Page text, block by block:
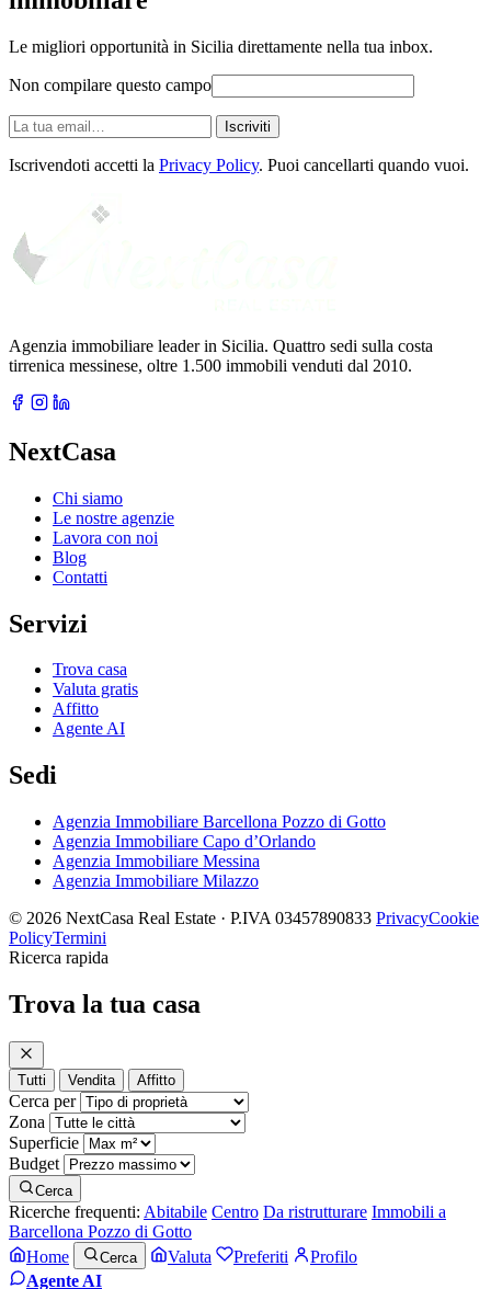
Le migliori opportunità in Sicilia direttamente nella tua inbox.
Non compilare questo campo
La
tua
email
Iscriviti
Iscrivendoti accetti la Privacy Policy. Puoi cancellarti quando vuoi.
Agenzia immobiliare leader in Sicilia. Quattro sedi sulla costa
tirrenica messinese, oltre 1.500 immobili venduti dal 2010.
NextCasa
Chi siamo
Le nostre agenzie
Lavora con noi
Blog
Contatti
Servizi
Trova casa
Valuta gratis
Affitto
Agente AI
Sedi
Agenzia Immobiliare Barcellona Pozzo di Gotto
Agenzia Immobiliare Capo d’Orlando
Agenzia Immobiliare Messina
Agenzia Immobiliare Milazzo
© 2026 NextCasa Real Estate · P.IVA 03457890833 PrivacyCookie
PolicyTermini
Ricerca rapida
Trova la tua casa
Tutti Vendita Affitto
Cerca per
Zona
Superficie
Budget
Cerca
Ricerche frequenti: Abitabile Centro Da ristrutturare Immobili a
Barcellona Pozzo di Gotto
Home
Cerca Valuta Preferiti
Profilo
Agente AI